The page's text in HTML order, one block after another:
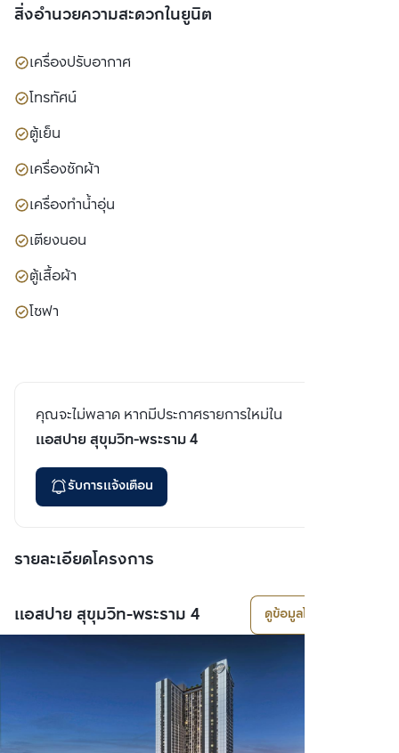
สิ่งอำนวยความสะดวกในยูนิต
เครื่องปรับอากาศ
โทรทัศน์
ตู้เย็น
เครื่องซักผ้า
เครื่องทำน้ำอุ่น
เตียงนอน
ตู้เสื้อผ้า
โซฟา
คุณจะไม่พลาด หากมีประกาศรายการใหม่ใน
แอสปาย สุขุมวิท-พระราม 4
รับการแจ้งเตือน
รายละเอียดโครงการ
แอสปาย สุขุมวิท-พระราม 4 ดูข้อมูลโครงการ